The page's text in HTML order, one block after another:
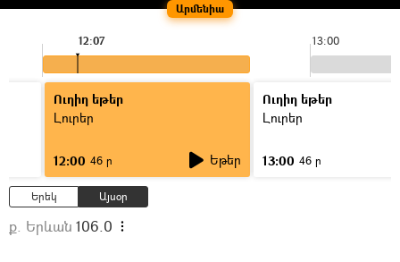
Արմենիա
13:00
12:07
Ուղիղ եթեր
Լուրեր
12:00 46 ր Եթեր
Ուղիղ եթեր
Լուրեր
13:00 46 ր
Երեկ Այսօր
ք. Երևան 106.0